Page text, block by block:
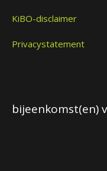
KiBO-disclaimer
Privacystatement
bijeenkomst(en)